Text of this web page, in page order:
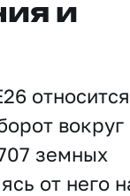
и
вокруг
земных
от него